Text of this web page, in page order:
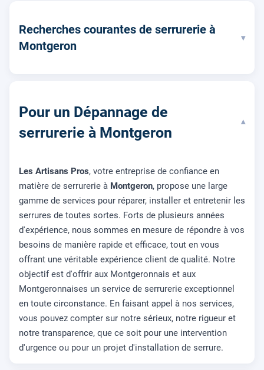
Recherches courantes de serrurerie à
Montgeron
▾
Pour un Dépannage de
serrurerie à Montgeron
▾
Les Artisans Pros, votre entreprise de confiance en
matière de serrurerie à Montgeron, propose une large
gamme de services pour réparer, installer et entretenir les
serrures de toutes sortes. Forts de plusieurs années
d'expérience, nous sommes en mesure de répondre à vos
besoins de manière rapide et efficace, tout en vous
offrant une véritable expérience client de qualité. Notre
objectif est d'offrir aux Montgeronnais et aux
Montgeronnaises un service de serrurerie exceptionnel
en toute circonstance. En faisant appel à nos services,
vous pouvez compter sur notre sérieux, notre rigueur et
notre transparence, que ce soit pour une intervention
d'urgence ou pour un projet d'installation de serrure.